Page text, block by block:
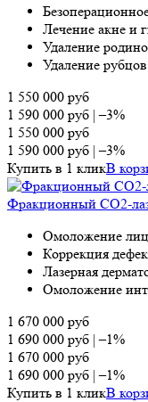
Лечение акне и
Удаление
Удаление
1 550 000 руб
1 590 000 руб |–3%
1 550 000 руб
1 590 000 руб |–3%
Купить в 1 кликВ
Фракционный CO2-
Омоложение
Коррекция
Лазерная
Омоложение
1 670 000 руб
1 690 000 руб |–1%
1 670 000 руб
1 690 000 руб |–1%
Купить в 1 кликВ